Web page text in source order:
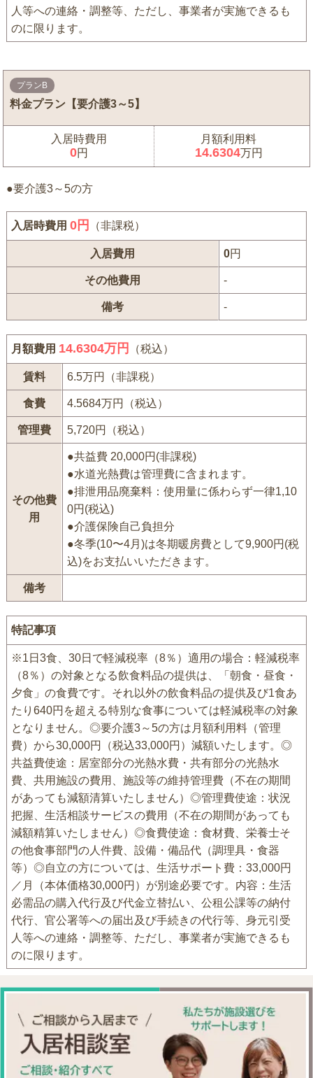
人等への連絡・調整等、ただし、事業者が実施できるも
のに限ります。
プランB
料金プラン【要介護3～5】
入居時費用
0円
月額利用料
14.6304万円
●要介護3～5の方
入居時費用0 円 （非課税）
入居費用 0円
その他費用 -
備考 -
月額費用 14.6304万円 （税込）
賃料 6.5万円（非課税）
食費 4.5684万円（税込）
管理費 5,720円（税込）
その他費
用
●共益費 20,000円(非課税)
●水道光熱費は管理費に含まれます。
●排泄用品廃棄料：使用量に係わらず一律1,10
0円(税込)
●介護保険自己負担分
●冬季(10〜4月)は冬期暖房費として9,900円(税
込)をお支払いいただきます。
備考
特記事項
※1日3食、30日で軽減税率（8％）適用の場合：軽減税率
（8％）の対象となる飲食料品の提供は、「朝食・昼食・
夕食」の食費です。それ以外の飲食料品の提供及び1食あ
たり640円を超える特別な食事については軽減税率の対象
となりません。◎要介護3～5の方は月額利用料（管理
費）から30,000円（税込33,000円）減額いたします。◎
共益費使途：居室部分の光熱水費・共有部分の光熱水
費、共用施設の費用、施設等の維持管理費（不在の期間
があっても減額清算いたしません）◎管理費使途：状況
把握、生活相談サービスの費用（不在の期間があっても
減額精算いたしません）◎食費使途：食材費、栄養士そ
の他食事部門の人件費、設備・備品代（調理具・食器
等）◎自立の方については、生活サポート費：33,000円
／月（本体価格30,000円）が別途必要です。内容：生活
必需品の購入代行及び代金立替払い、公租公課等の納付
代行、官公署等への届出及び手続きの代行等、身元引受
人等への連絡・調整等、ただし、事業者が実施できるも
のに限ります。